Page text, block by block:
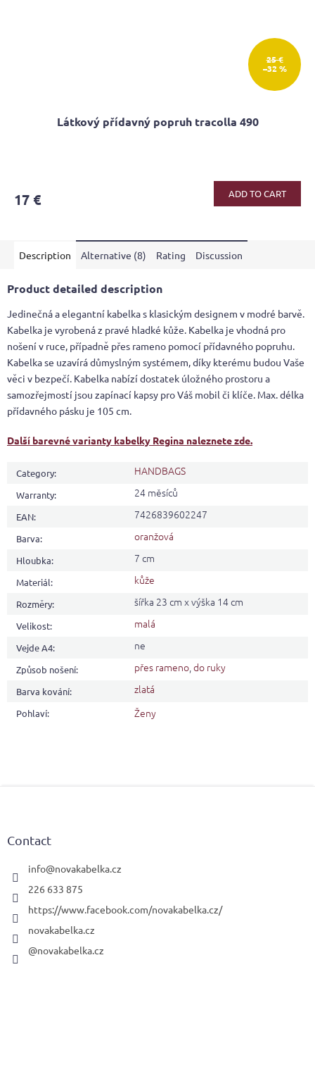
25 €
–32 %
Látkový přídavný popruh tracolla 490
17 € ADD TO CART
Description Alternative (8) Rating Discussion
Product detailed description
Jedinečná a elegantní kabelka s klasickým designem v modré barvě.
Kabelka je vyrobená z pravé hladké kůže. Kabelka je vhodná pro
nošení v ruce, případně přes rameno pomocí přídavného popruhu.
Kabelka se uzavírá důmyslným systémem, díky kterému budou Vaše
věci v bezpečí. Kabelka nabízí dostatek úložného prostoru a
samozřejmostí jsou zapínací kapsy pro Váš mobil či klíče. Max. délka
přídavného pásku je 105 cm.
Další barevné varianty kabelky Regina naleznete zde.
Category: HANDBAGS
Warranty: 24 měsíců
EAN: 7426839602247
Barva: oranžová
Hloubka: 7 cm
Materiál: kůže
Rozměry: šířka 23 cm x výška 14 cm
Velikost: malá
Vejde A4: ne
Způsob nošení: přes rameno,do ruky
Barva kování: zlatá
Pohlaví: Ženy
Contact
info@novakabelka.cz
226 633 875
https://www.facebook.com/novakabelka.cz/
novakabelka.cz
@novakabelka.cz